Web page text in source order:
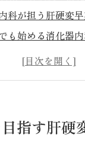
科が担う肝硬変
も始める消化器
科で行う肝臓専
指す肝硬